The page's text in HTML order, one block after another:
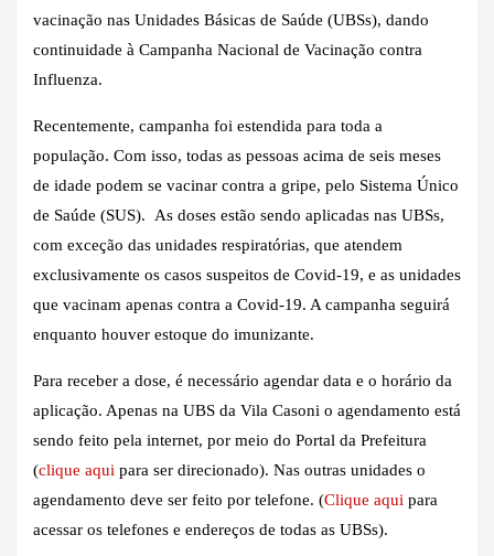
vacinação nas Unidades Básicas de Saúde (UBSs), dando
continuidade à Campanha Nacional de Vacinação contra
Influenza.
Recentemente, campanha foi estendida para toda a
população. Com isso, todas as pessoas acima de seis meses
de idade podem se vacinar contra a gripe, pelo Sistema Único
de Saúde (SUS). As doses estão sendo aplicadas nas UBSs,
com exceção das unidades respiratórias, que atendem
exclusivamente os casos suspeitos de Covid-19, e as unidades
que vacinam apenas contra a Covid-19. A campanha seguirá
enquanto houver estoque do imunizante.
Para receber a dose, é necessário agendar data e o horário da
aplicação. Apenas na UBS da Vila Casoni o agendamento está
sendo feito pela internet, por meio do Portal da Prefeitura
(clique aqui para ser direcionado). Nas outras unidades o
agendamento deve ser feito por telefone. (Clique aqui para
acessar os telefones e endereços de todas as UBSs).